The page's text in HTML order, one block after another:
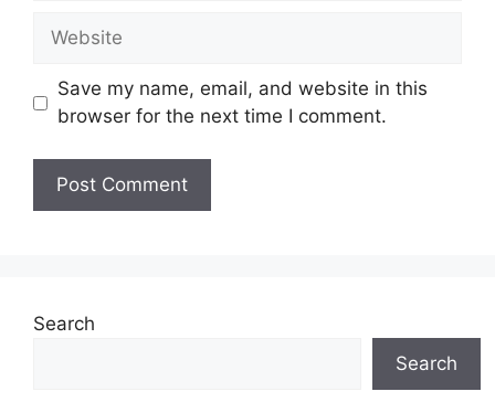
Website
Save my name, email, and website in this
browser for the next time I comment.
Search
Search